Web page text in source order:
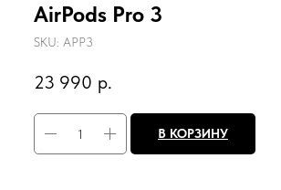
AirPods Pro 3
SKU: APP3
23 990 р.
В КОРЗИНУ